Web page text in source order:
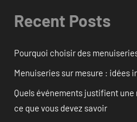
Recent Posts
Pourquoi choisir des
Menuiseries sur mesure : idées
Quels événements justifient
ce que vous devez savoir